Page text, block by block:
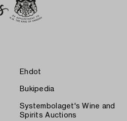
Ehdot
Bukipedia
Systembolaget's Wine and
Spirits Auctions